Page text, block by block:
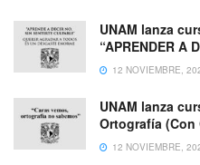
UNAM lanza
“APRENDER A
12 NOVIEMBRE,
UNAM lanza
Ortografía
12 NOVIEMBRE,